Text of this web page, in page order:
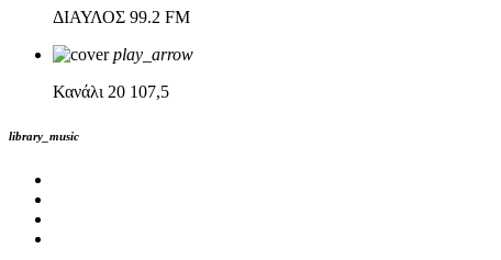
ΔΙΑΥΛΟΣ 99.2 FM
play_arrow
Κανάλι 20 107,5
library_music